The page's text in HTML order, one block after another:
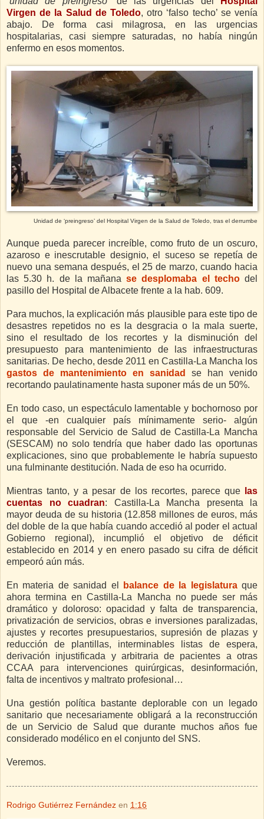
Virgen de la Salud de Toledo, otro ‘falso techo’ se venía
abajo. De forma casi milagrosa, en las urgencias
hospitalarias, casi siempre saturadas, no había ningún
enfermo en esos momentos.
Unidad de ‘preingreso’ del Hospital Virgen de la Salud de Toledo, tras el derrumbe
Aunque pueda parecer increíble, como fruto de un oscuro,
azaroso e inescrutable designio, el suceso se repetía de
nuevo una semana después, el 25 de marzo, cuando hacia
las 5.30 h. de la mañanase desplomaba el techodel
pasillo del Hospital de Albacete frente a la hab. 609.
Para muchos, la explicación más plausible para este tipo de
desastres repetidos no es la desgracia o la mala suerte,
sino el resultado de los recortes y la disminución del
presupuesto para mantenimiento de las infraestructuras
sanitarias. De hecho, desde 2011 en Castilla-La Mancha los
gastos de mantenimiento en sanidad
se han venido
recortando paulatinamente hasta suponer más de un 50%.
En todo caso, un espectáculo lamentable y bochornoso por
el que -en cualquier país mínimamente serio- algún
responsable del Servicio de Salud de Castilla-La Mancha
(SESCAM) no solo tendría que haber dado las oportunas
explicaciones, sino que probablemente le habría supuesto
una fulminante destitución. Nada de eso ha ocurrido.
Mientras tanto, y a pesar de los recortes, parece que
las
cuentas no cuadran: Castilla-La Mancha presenta la
mayor deuda de su historia (12.858 millones de euros, más
del doble de la que había cuando accedió al poder el actual
Gobierno regional), incumplió el objetivo de déficit
establecido en 2014 y en enero pasado su cifra de déficit
empeoró aún más.
En materia de sanidad el balance de la legislaturaque
ahora termina en Castilla-La Mancha no puede ser más
dramático y doloroso: opacidad y falta de transparencia,
privatización de servicios, obras e inversiones paralizadas,
ajustes y recortes presupuestarios, supresión de plazas y
reducción de plantillas, interminables listas de espera,
derivación injustificada y arbitraria de pacientes a otras
CCAA para intervenciones quirúrgicas, desinformación,
falta de incentivos y maltrato profesional…
Una gestión política bastante deplorable con un legado
sanitario que necesariamente obligará a la reconstrucción
de un Servicio de Salud que durante muchos años fue
considerado modélico en el conjunto del SNS.
Veremos.
Rodrigo Gutiérrez Fernández en 1:16